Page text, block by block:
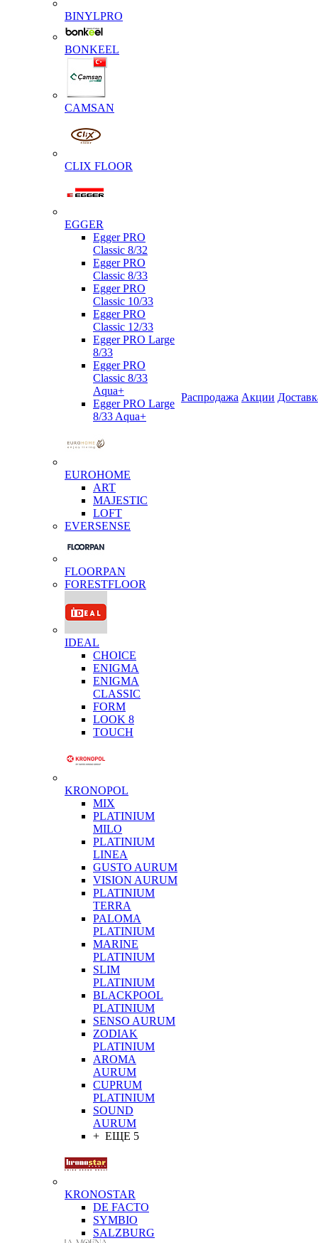
BINYLPRO
BONKEEL
CAMSAN
CLIX FLOOR
EGGER
Egger PRO
Classic 8/32
Egger PRO
Classic 8/33
Egger PRO
Classic 10/33
Egger PRO
Classic 12/33
Egger PRO Large
8/33
Egger PRO
Classic 8/33
Aqua+
Egger PRO Large
8/33 Aqua+
EUROHOME
ART
MAJESTIC
LOFT
EVERSENSE
FLOORPAN
FORESTFLOOR
IDEAL
CHOICE
ENIGMA
ENIGMA
CLASSIC
FORM
LOOK 8
TOUCH
KRONOPOL
MIX
PLATINIUM
MILO
PLATINIUM
LINEA
GUSTO AURUM
VISION AURUM
PLATINIUM
TERRA
PALOMA
PLATINIUM
MARINE
PLATINIUM
SLIM
PLATINIUM
BLACKPOOL
PLATINIUM
SENSO AURUM
ZODIAK
PLATINIUM
AROMA
AURUM
CUPRUM
PLATINIUM
SOUND
AURUM
+ ЕЩЕ 5
KRONOSTAR
DE FACTO
SYMBIO
SALZBURG
Распродажа Акции